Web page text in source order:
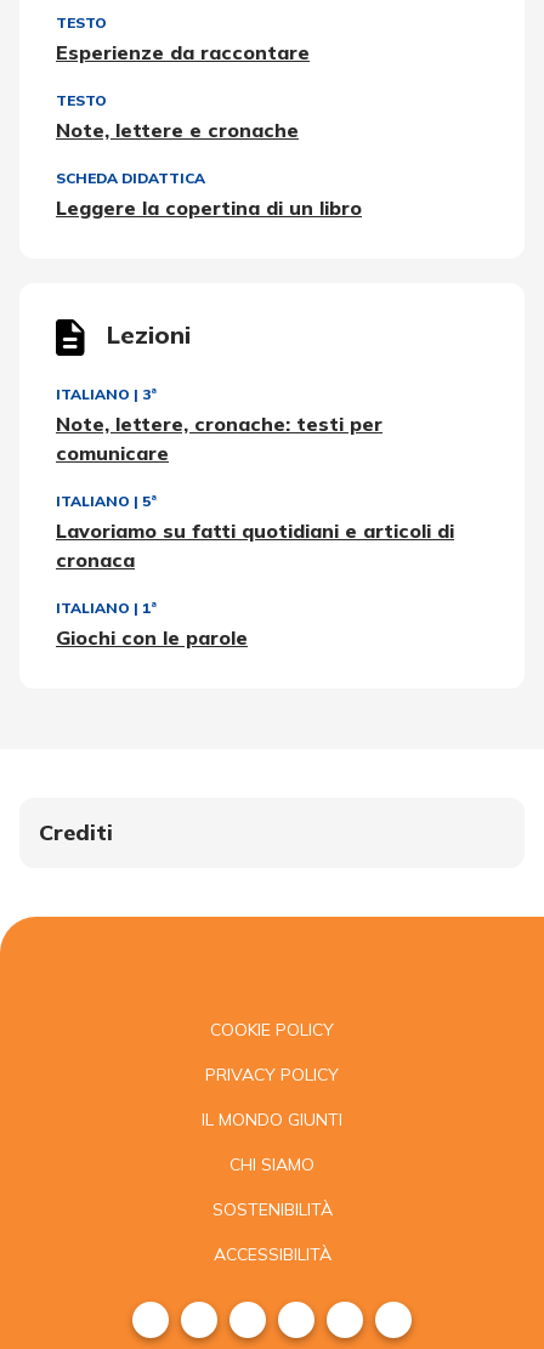
TESTO
Esperienze da raccontare
TESTO
Note, lettere e cronache
SCHEDA DIDATTICA
Leggere la copertina di un libro
Lezioni
ITALIANO | 3ª
Note, lettere, cronache: testi per
comunicare
ITALIANO | 5ª
Lavoriamo su fatti quotidiani e articoli di
cronaca
ITALIANO | 1ª
Giochi con le parole
Crediti
COOKIE POLICY
PRIVACY POLICY
IL MONDO GIUNTI
CHI SIAMO
SOSTENIBILITÀ
ACCESSIBILITÀ